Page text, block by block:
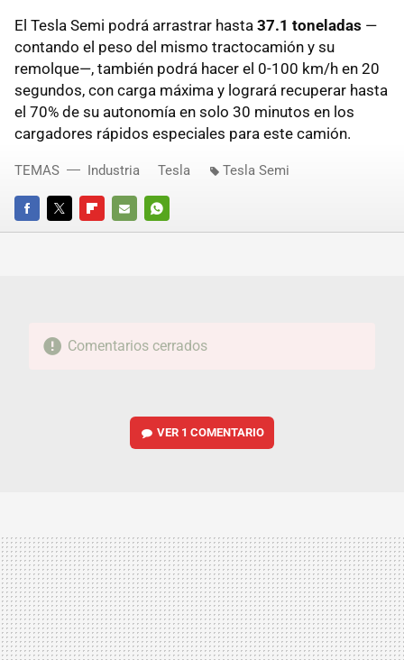
El Tesla Semi podrá arrastrar hasta 37.1 toneladas —
contando el peso del mismo tractocamión y su
remolque—, también podrá hacer el 0-100 km/h en 20
segundos, con carga máxima y logrará recuperar hasta
el 70% de su autonomía en solo 30 minutos en los
cargadores rápidos especiales para este camión.
FACEBOOKTWITTERFLIPBOARD
E-
WHATSAPP
TEMAS Industria Tesla Tesla Semi
Comentarios cerrados
VER 1 COMENTARIO